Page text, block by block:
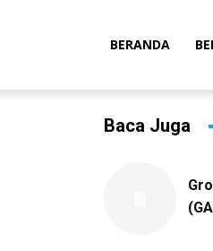
BERANDA
Baca Juga